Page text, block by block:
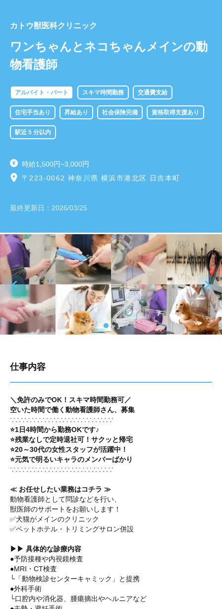
カトウ獣医科クリニック
ワンちゃんとネコちゃんメインの動
物看護師
アルバイト・パート スキマ時間勤務 交通費支給
住宅手当あり 昇給あり 社会保険完備 資格取得支援あり
駅近 5 分以内
時給1,500円~3,000円
〒223-0062 神奈川県 横浜市港北区 日吉本町
最終更新日： 2026/03/25
仕事内容
＼免許のみでOK！スキマ時間勤務可／
空いた時間で働く動物看護師さん、募集
∵∴∵∴∵∴∵∴∵∴∵∴∵∴∵∴∵∴∵
⭐1日4時間から勤務OKです♪
⭐残業なしで定時退社可！サクッと帰宅
⭐20～30代の女性スタッフが活躍中！
⭐元気で明るいキャラのメンバーばかり
∵∴∵∴∵∴∵∴∵∴∵∴∵∴∵∴∵∴∵
≪ お任せしたい業務はコチラ ≫
動物看護師として問診などを行い、
獣医師のサポートをお願いします！
✅犬猫がメインのクリニック
✅ペットホテル・トリミングサロン併設
▶▶ 具体的な診療内容
●予防接種や内視鏡検査
●MRI・CT検査
└「動物検診センターキャミック」と提携
●外科手術
└口腔内や消化器、腫瘍摘出やヘルニアなど